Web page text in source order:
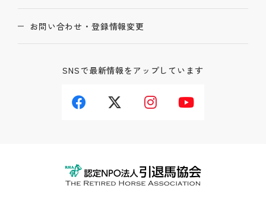
お問い合わせ・登録情報変更
SNSで最新情報をアップしています